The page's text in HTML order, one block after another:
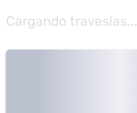
Cargando travesías...